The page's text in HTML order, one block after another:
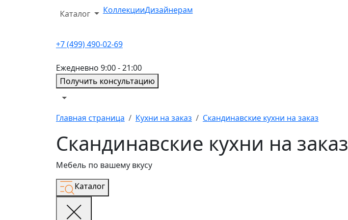
Каталог КоллекцииДизайнерам
+7 (499) 490-02-69
Ежедневно 9:00 - 21:00
Получить консультацию
Главная страница Кухни на заказ Скандинавские кухни на заказ
Скандинавские кухни на заказ
Мебель по вашему вкусу
Каталог